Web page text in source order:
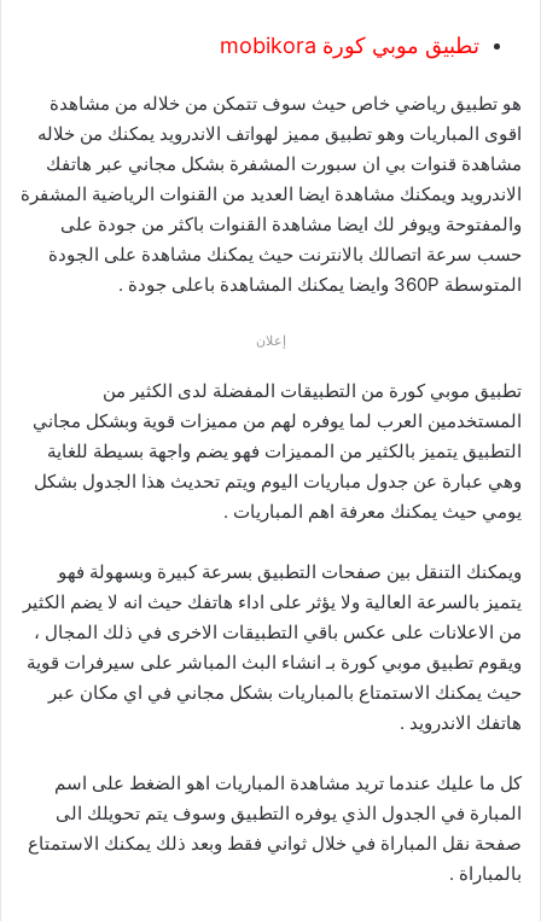
تطبيق موبي كورة mobikora
هو تطبيق رياضي خاص حيث سوف تتمكن من خلاله من مشاهدة
اقوى المباريات وهو تطبيق مميز لهواتف الاندرويد يمكنك من خلاله
مشاهدة قنوات بي ان سبورت المشفرة بشكل مجاني عبر هاتفك
الاندرويد ويمكنك مشاهدة ايضا العديد من القنوات الرياضية المشفرة
والمفتوحة ويوفر لك ايضا مشاهدة القنوات باكثر من جودة على
حسب سرعة اتصالك بالانترنت حيث يمكنك مشاهدة على الجودة
المتوسطة 360P وايضا يمكنك المشاهدة باعلى جودة .
إعلان
تطبيق موبي كورة من التطبيقات المفضلة لدى الكثير من
المستخدمين العرب لما يوفره لهم من مميزات قوية وبشكل مجاني
التطبيق يتميز بالكثير من المميزات فهو يضم واجهة بسيطة للغاية
وهي عبارة عن جدول مباريات اليوم ويتم تحديث هذا الجدول بشكل
يومي حيث يمكنك معرفة اهم المباريات .
ويمكنك التنقل بين صفحات التطبيق بسرعة كبيرة وبسهولة فهو
يتميز بالسرعة العالية ولا يؤثر على اداء هاتفك حيث انه لا يضم الكثير
من الاعلانات على عكس باقي التطبيقات الاخرى في ذلك المجال ،
ويقوم تطبيق موبي كورة بـ انشاء البث المباشر على سيرفرات قوية
حيث يمكنك الاستمتاع بالمباريات بشكل مجاني في اي مكان عبر
هاتفك الاندرويد .
كل ما عليك عندما تريد مشاهدة المباريات اهو الضغط على اسم
المبارة في الجدول الذي يوفره التطبيق وسوف يتم تحويلك الى
صفحة نقل المباراة في خلال ثواني فقط وبعد ذلك يمكنك الاستمتاع
بالمباراة .